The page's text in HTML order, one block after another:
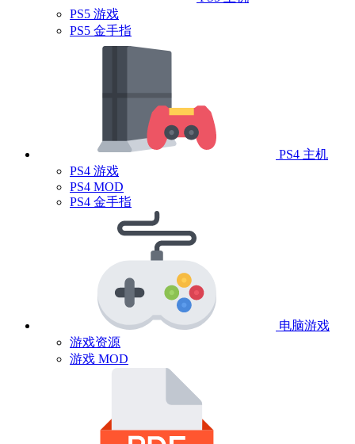
PS5 游戏
PS5 金手指
PS4 主机
PS4 游戏
PS4 MOD
PS4 金手指
电脑游戏
游戏资源
游戏 MOD